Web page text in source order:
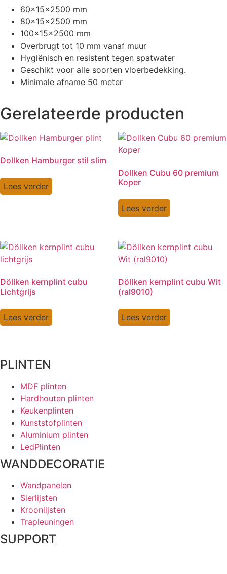
60x15x2500 mm
80x15x2500 mm
100x15x2500 mm
Overbrugt tot 10 mm vanaf muur
Hygiënisch en resistent tegen spatwater
Geschikt voor alle soorten vloerbedekking.
Minimale afname 50 meter
Gerelateerde producten
Dollken Hamburger stil slim
Lees verder
Dollken Cubu 60 premium
Koper
Lees verder
Döllken kernplint cubu
Lichtgrijs
Lees verder
Döllken kernplint cubu Wit
(ral9010)
Lees verder
PLINTEN
MDF plinten
Hardhouten plinten
Keukenplinten
Kunststofplinten
Aluminium plinten
LedPlinten
WANDDECORATIE
Wandpanelen
Sierlijsten
Kroonlijsten
Trapleuningen
SUPPORT